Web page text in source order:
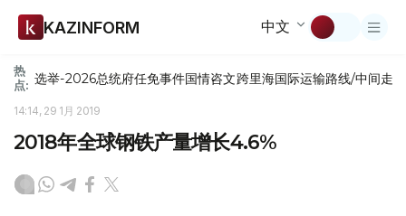
KAZINFORM 中文
热
点: 选举-2026总统府任免事件国情咨文跨里海国际运输路线/中间走廊
14:14, 29 1月 2019
2018年全球钢铁产量增长4.6%